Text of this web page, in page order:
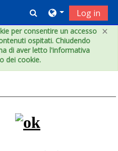
×
per consentire un accesso
ospitati. Chiudendo
di aver letto l'informativa
dei cookie.
Toggle search
Log in